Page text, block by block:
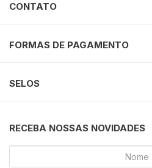
CONTATO
FORMAS DE PAGAMENTO
SELOS
RECEBA NOSSAS NOVIDADES